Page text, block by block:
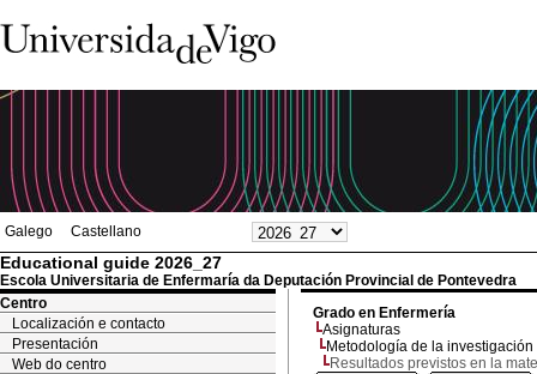
Galego Castellano
Educational guide 2026_27
Escola Universitaria de Enfermaría da Deputación Provincial de Pontevedra
Centro
Localización e contacto
Presentación
Web do centro
Grado en Enfermería
Asignaturas
Metodología de la investigación
Resultados previstos en la